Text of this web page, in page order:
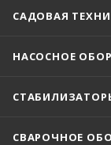
САДОВАЯ
НАСОСНОЕ
СВАРОЧНОЕ